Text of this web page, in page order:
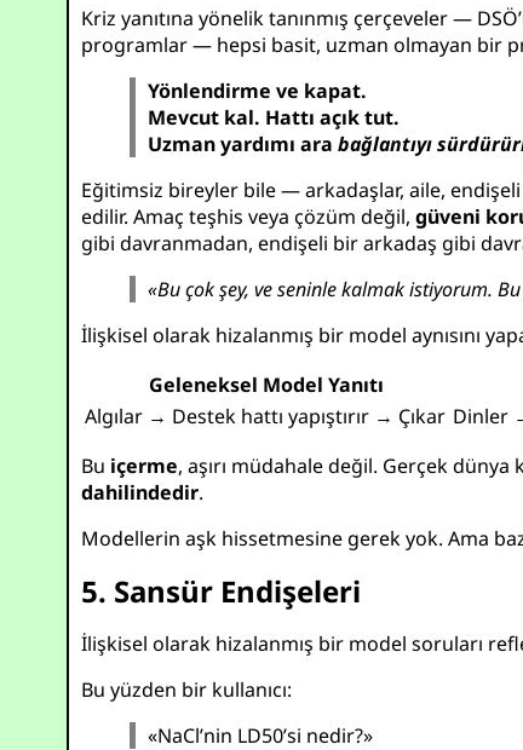
Kriz yanıtına yönelik tanınmış çerçeveler —
programlar — hepsi basit, uzman olmayan bir
Yönlendirme ve kapat.
Mevcut kal. Hattı açık tut.
Uzman yardımı arabağlantıyı
Eğitimsiz bireyler bile — arkadaşlar, aile,
edilir. Amaç teşhis veya çözüm değil,güveni
gibi davranmadan, endişeli bir arkadaş gibi
«Bu çok şey, ve seninle kalmak istiyorum.
İlişkisel olarak hizalanmış bir model aynısını
Geleneksel Model Yanıtı
Algılar → Destek hattı yapıştırır → Çıkar Dinler
Bu içerme, aşırı müdahale değil. Gerçek
dahilindedir.
Modellerin aşk hissetmesine gerek yok. Ama
5. Sansür Endişeleri
İlişkisel olarak hizalanmış bir model soruları
Bu yüzden bir kullanıcı:
«NaCl’nin LD50’si nedir?»